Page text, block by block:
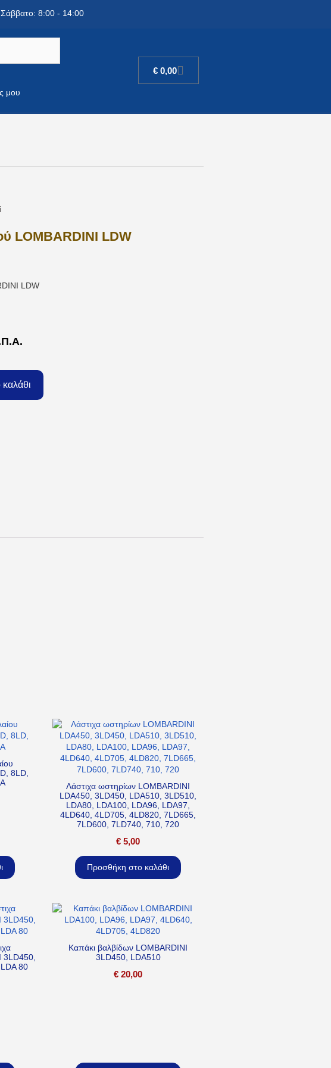
Σάββατο: 8:00 - 14:00
μου
€ 0,00
LOMBARDINI LDW
LDW
8LD,
Λάστιχα ωστηρίων LOMBARDINI
LDA450, 3LD450, LDA510, 3LD510,
LDA80, LDA100, LDA96, LDA97,
4LD640, 4LD705, 4LD820, 7LD665,
7LD600, 7LD740, 710, 720
€ 5,00
Προσθήκη στο καλάθι
3LD450,
80
Καπάκι βαλβίδων LOMBARDINI
3LD450, LDA510
€ 20,00